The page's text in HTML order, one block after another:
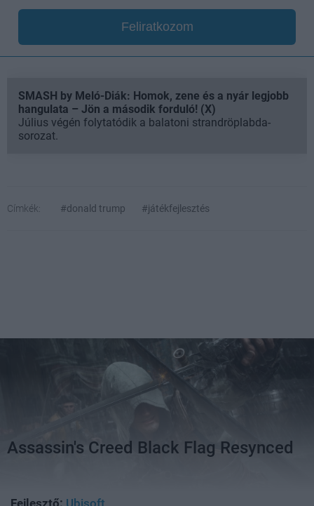
Feliratkozom
SMASH by Meló-Diák: Homok, zene és a nyár legjobb
hangulata – Jön a második forduló! (X)
Július végén folytatódik a balatoni strandröplabda-
sorozat.
Címkék: #donald trump #játékfejlesztés
Assassin's Creed Black Flag Resynced
Fejlesztő: Ubisoft